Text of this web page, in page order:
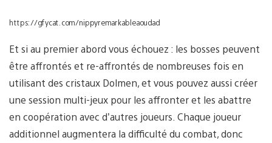
https://gfycat.com/nippyremarkableaoudad
Et si au premier abord vous échouez : les bosses peuvent
être affrontés et re-affrontés de nombreuses fois en
utilisant des cristaux Dolmen, et vous pouvez aussi créer
une session multi-jeux pour les affronter et les abattre
en coopération avec d’autres joueurs. Chaque joueur
additionnel augmentera la difficulté du combat, donc